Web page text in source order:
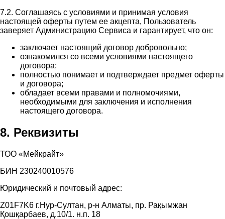
7.2. Соглашаясь с условиями и принимая условия
настоящей оферты путем ее акцепта, Пользователь
заверяет Администрацию Сервиса и гарантирует, что он:
заключает настоящий договор добровольно;
ознакомился со всеми условиями настоящего
договора;
полностью понимает и подтверждает предмет оферты
и договора;
обладает всеми правами и полномочиями,
необходимыми для заключения и исполнения
настоящего договора.
8. Реквизиты
ТОО «Мейкрайт»
БИН 230240010576
Юридический и почтовый адрес:
Z01F7K6 г.Нур-Султан, р-н Алматы, пр. Рақымжан
Қошқарбаев, д.10/1. н.п. 18